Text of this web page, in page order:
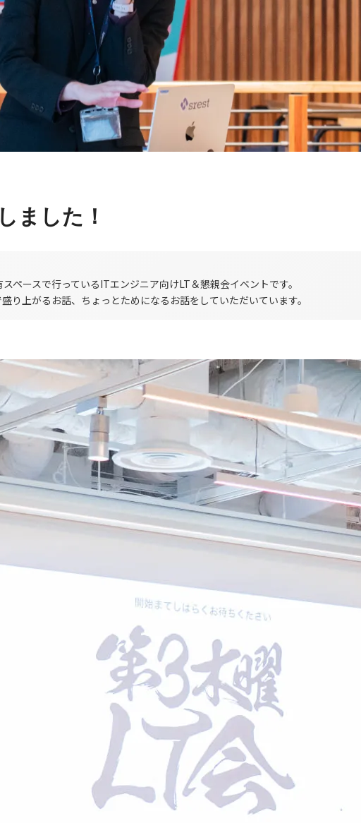
ました！
ペースで行っているITエンジニア向けLT＆懇親会イベントです。
り上がるお話、ちょっとためになるお話をしていただいています。